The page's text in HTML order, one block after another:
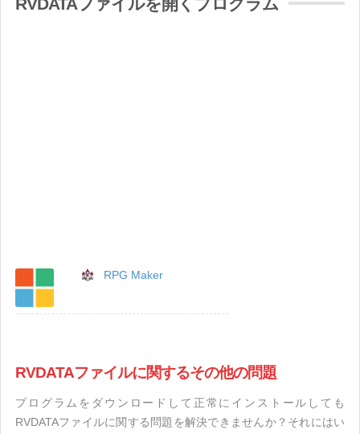
RPG Maker
RVDATAファイルに関するその他の問題
プログラムをダウンロードして正常にインストールしても
RVDATAファイルに関する問題を解決できませんか？それにはい